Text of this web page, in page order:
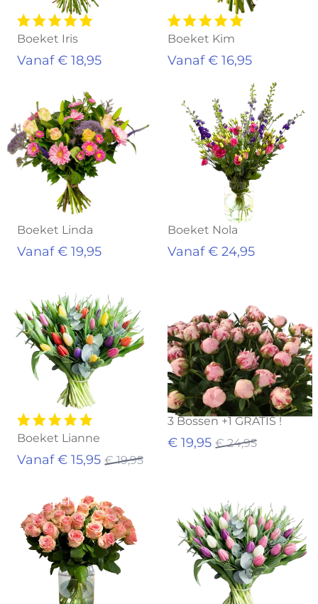
Boeket Iris
Vanaf € 18,95
Boeket Kim
Vanaf € 16,95
Boeket Linda
Vanaf € 19,95
Boeket Nola
Vanaf € 24,95
Uitverkocht
Boeket Lianne
Vanaf € 15,95 € 19,95
3 Bossen +1 GRATIS !
€ 19,95 € 24,95
Uitverkocht Uitverkocht